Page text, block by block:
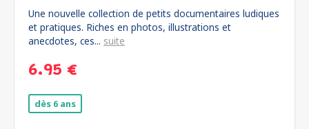
Une nouvelle collection de petits documentaires ludiques
et pratiques. Riches en photos, illustrations et
anecdotes, ces... suite
6.95 €
dès 6 ans